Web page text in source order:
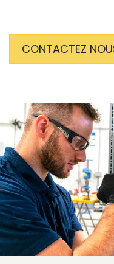
CONTACTEZ